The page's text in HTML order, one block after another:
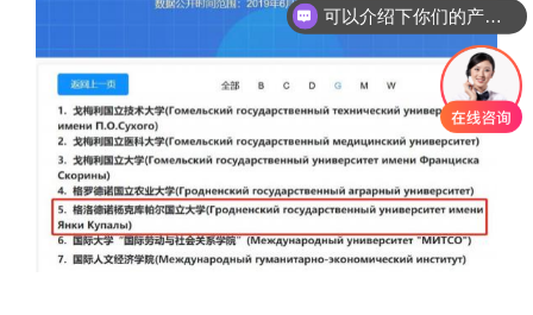
你们是怎么收费的呢